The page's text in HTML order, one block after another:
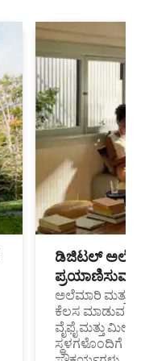
ಡಿಜಿಟಲ್
ಪ್ರಯಾಣಿಸುವ
ಅಲೆಮಾರಿ ಮತ್ತು
ಕೆಲಸ ಮಾಡುವ
ವೈಫೈ ಮತ್ತು
ಸ್ಥಳಗಳೊಂದಿಗೆ